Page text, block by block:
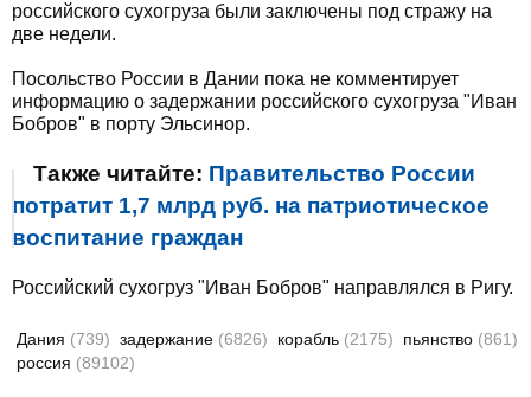
российского сухогруза были заключены под стражу на
две недели.
Посольство России в Дании пока не комментирует
информацию о задержании российского сухогруза "Иван
Бобров" в порту Эльсинор.
Также читайте: Правительство России
потратит 1,7 млрд руб. на патриотическое
воспитание граждан
Российский сухогруз "Иван Бобров" направлялся в Ригу.
Дания (739) задержание (6826) корабль (2175) пьянство (861)
россия (89102)